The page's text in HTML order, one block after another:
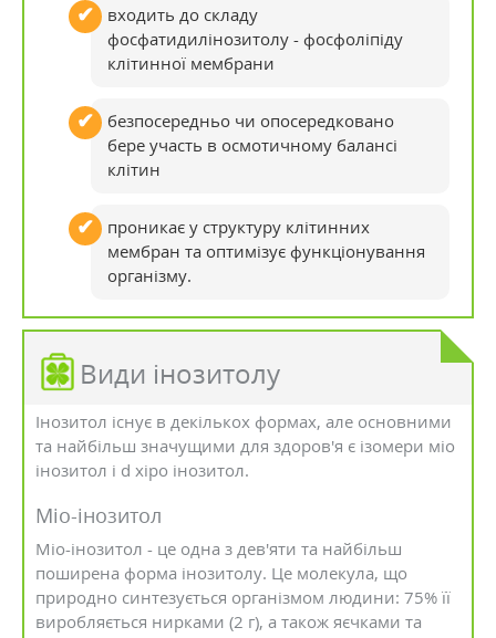
входить до складу
фосфатидилінозитолу - фосфоліпіду
клітинної мембрани
безпосередньо чи опосередковано
бере участь в осмотичному балансі
клітин
проникає у структуру клітинних
мембран та оптимізує функціонування
організму.
Види інозитолу
Інозитол існує в декількох формах, але основними
та найбільш значущими для здоров'я є ізомери міо
інозитол і d хіро інозитол.
Міо-інозитол
Міо-інозитол - це одна з дев'яти та найбільш
поширена форма інозитолу. Це молекула, що
природно синтезується організмом людини: 75% її
виробляється нирками (2 г), а також яєчками та